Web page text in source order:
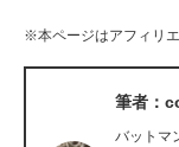
※本ページはアフィリ
筆者：
バットマ